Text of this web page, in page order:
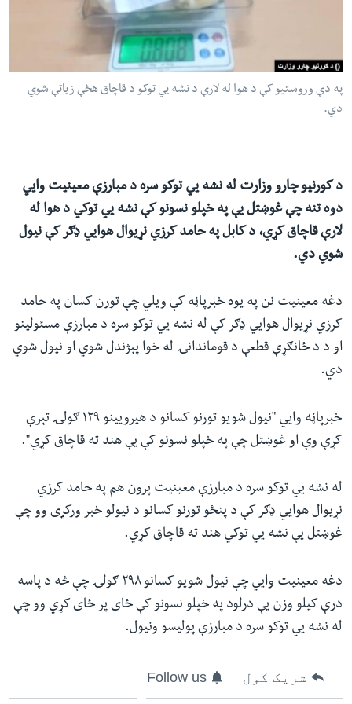
ځای
ته
لاړ
له مونږ سره په تماس کې پاتې شئ
په دې وروستیو کې د هوا له لارې د نشه یي توکو د قاچاق هڅې زیاتې شوي
دي.
د کورنیو چارو وزارت له نشه يي توکو سره د مبارزې معینیت وايي
دوه تنه چې غوښتل یې په خپلو نسونو کې نشه يي توکي د هوا له
لارې قاچاق کړي، د کابل په حامد کرزي نړیوال هوايي ډګر کې نیول
شوي دي.
دغه معینیت نن په یوه خبرپاڼه کې ویلي چې تورن کسان په حامد
کرزي نړیوال هوايي ډګر کې له نشه يي توکو سره د مبارزې مسئولینو
او د د ځانګړې قطعې د قوماندانۍ له خوا پېژندل شوي او نیول شوي
دي.
خبرپاڼه وايي "نیول شویو تورنو کسانو د هیرویینو ۱۲۹ ګولۍ تېرې
کړې وې او غوښتل چې په خپلو نسونو کې یې هند ته قاچاق کړي".
له نشه یي توکو سره د مبارزې معینیت پرون هم په حامد کرزي
نړیوال هوايي ډګر کې د پنځو تورنو کسانو د نیولو خبر ورکړی وو چې
غوښتل یې نشه يي توکي هند ته قاچاق کړي.
دغه معینیت وايي چې نیول شویو کسانو ۲۹۸ ګولۍ چې څه د پاسه
درې کیلو وزن یې درلود په خپلو نسونو کې ځای پر ځای کړي وو چې
له نشه یي توکو سره د مبارزې پولیسو ونیول.
شریک کول Follow us